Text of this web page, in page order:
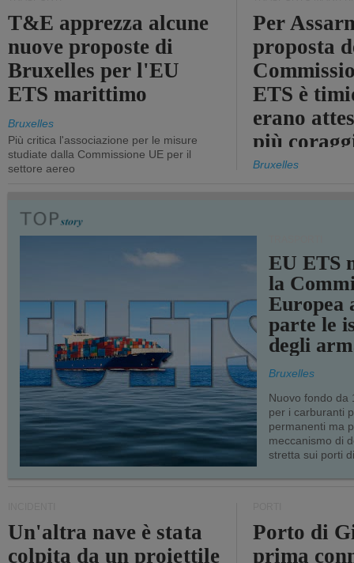
T&E apprezza alcune
nuove proposte di
Bruxelles per l'EU
ETS marittimo
Bruxelles
Più critica l'associazione per le misure
studiate dalla Commissione UE per il
settore aereo
Per
proposta
ETS è
erano
più
Bruxelles
EU ETS
la
Europea
parte le
degli
Bruxelles
Nuovo fondo da
per i carburanti
permanenti ma
meccanismo di
stretta sui porti
Un'altra nave è stata
colpita da un proiettile
Porto di
prima